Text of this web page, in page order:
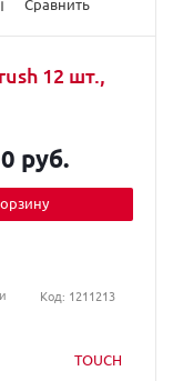
Сравнить
12 шт.,
TOUCH
руб.
Код: 1211213